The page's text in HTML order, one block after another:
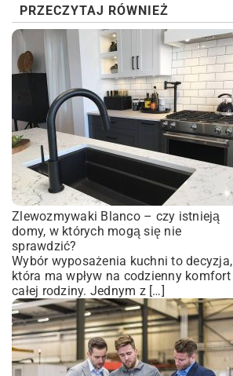
PRZECZYTAJ RÓWNIEŻ
Zlewozmywaki Blanco – czy istnieją
domy, w których mogą się nie
sprawdzić?
Wybór wyposażenia kuchni to decyzja,
która ma wpływ na codzienny komfort
całej rodziny. Jednym z […]